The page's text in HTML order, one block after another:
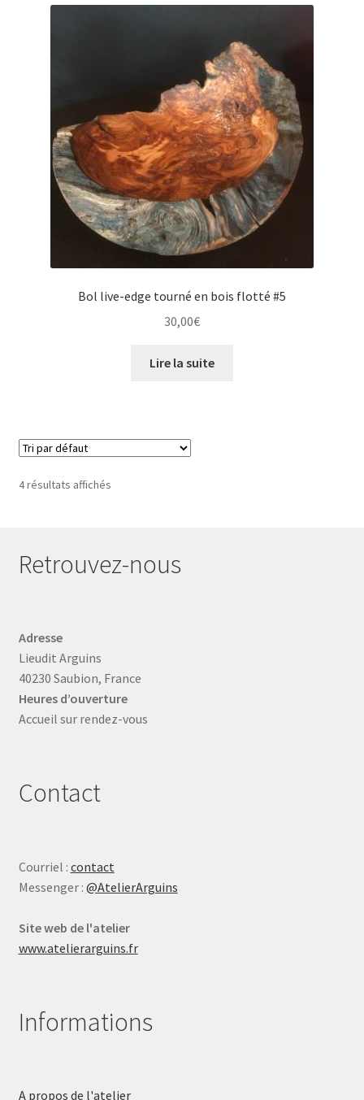
Bol live-edge tourné en bois flotté #5
30,00€
Lire la suite
4 résultats affichés
Retrouvez-nous
Adresse
Lieudit Arguins
40230 Saubion, France
Heures d’ouverture
Accueil sur rendez-vous
Contact
Courriel : contact
Messenger : @AtelierArguins
Site web de l'atelier
www.atelierarguins.fr
Informations
A propos de l'atelier